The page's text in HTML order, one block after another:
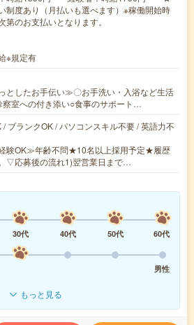
制度あり（月払いも選べます）※稼働開始時
第のお支払いとなります。
※規定有
としたお手伝い≫〇お手洗い・入浴など生活
察室への付き添い○食事のサポート…
/ ブランクOK / パソコンスキル不要 / 英語力不
験OK≫年齢不問★10名以上採用予定★履歴
▽応募後の流れ1)翌営業日まで…
30代 40代 50代
60代
男性
もっと見る